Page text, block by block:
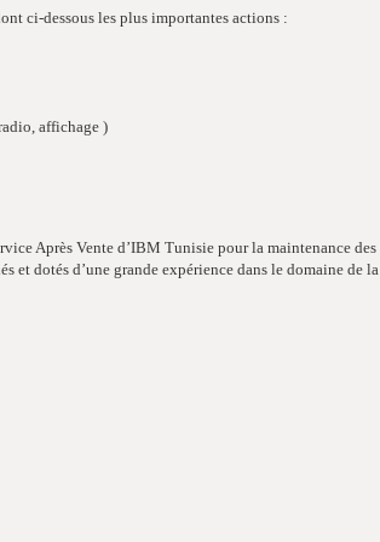
ci-dessous les plus importantes actions :
affichage )
Après Vente d’IBM Tunisie pour la maintenance des
et dotés d’une grande expérience dans le domaine de la